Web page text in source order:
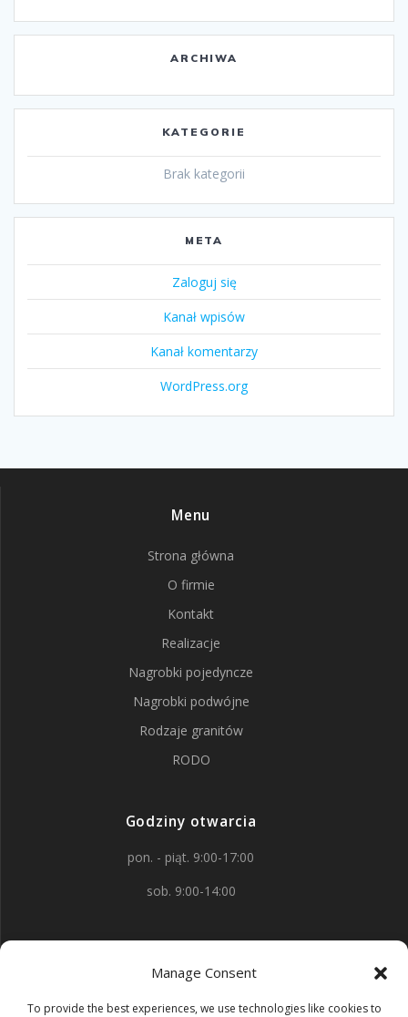
Manage Consent
To provide the best experiences, we use technologies like cookies to
ARCHIWA
KATEGORIE
Brak kategorii
META
Zaloguj się
Kanał wpisów
Kanał komentarzy
WordPress.org
Menu
Strona główna
O firmie
Kontakt
Realizacje
Nagrobki pojedyncze
Nagrobki podwójne
Rodzaje granitów
RODO
Godziny otwarcia
pon. - piąt. 9:00-17:00
sob. 9:00-14:00
aleja Wojska Polskiego 88